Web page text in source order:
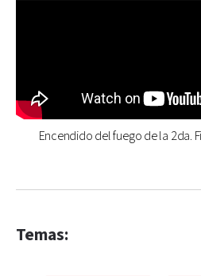
Encendido del fuego de la 2da.
Temas: